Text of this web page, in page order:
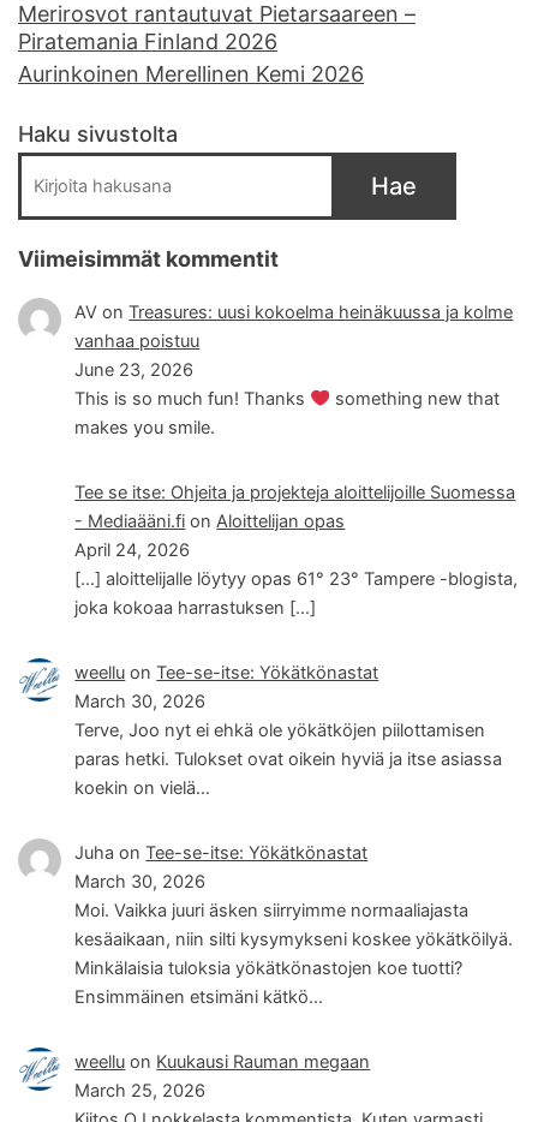
Merirosvot rantautuvat Pietarsaareen –
Piratemania Finland 2026
Aurinkoinen Merellinen Kemi 2026
Haku sivustolta
Hae
Viimeisimmät kommentit
AV onTreasures: uusi kokoelma heinäkuussa ja kolme
vanhaa poistuu
June 23, 2026
This is so much fun! Thanks
something new that
makes you smile.
Tee se itse: Ohjeita ja projekteja aloittelijoille Suomessa
- Mediaääni.fi onAloittelijan opas
April 24, 2026
[…] aloittelijalle löytyy opas 61° 23° Tampere -blogista,
joka kokoaa harrastuksen […]
weellu onTee-se-itse: Yökätkönastat
March 30, 2026
Terve, Joo nyt ei ehkä ole yökätköjen piilottamisen
paras hetki. Tulokset ovat oikein hyviä ja itse asiassa
koekin on vielä…
Juha onTee-se-itse: Yökätkönastat
March 30, 2026
Moi. Vaikka juuri äsken siirryimme normaaliajasta
kesäaikaan, niin silti kysymykseni koskee yökätköilyä.
Minkälaisia tuloksia yökätkönastojen koe tuotti?
Ensimmäinen etsimäni kätkö…
weellu on Kuukausi Rauman megaan
March 25, 2026